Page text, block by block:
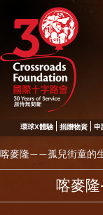
環球X體驗 捐贈物資 申
喀麥隆——孤兒街童的
喀麥